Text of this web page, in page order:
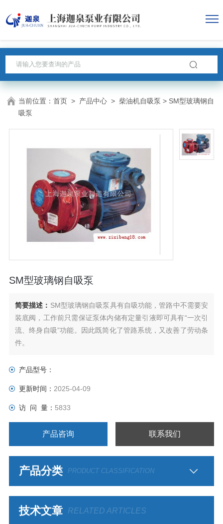
当前位置：首页 > 产品中心 > 柴油机自吸泵 > SM型玻璃钢自
吸泵
SM型玻璃钢自吸泵
简要描述： SM型玻璃钢自吸泵具有自吸功能，管路中不需要安
装底阀，工作前只需保证泵体内储有定量引液即可具有“一次引
流、终身自吸”功能。因此既简化了管路系统，又改善了劳动条
件。
产品型号：
更新时间： 2025-04-09
访 问 量： 5833
产品咨询 联系我们
产品分类 PRODUCT CLASSIFICATION
技术文章 RELATED ARTICLES